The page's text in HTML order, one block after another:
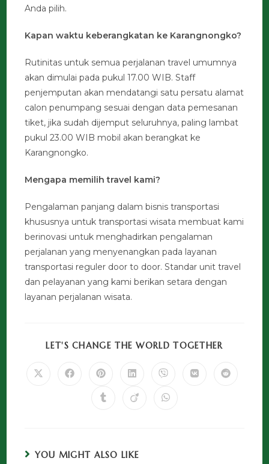
Anda pilih.
Kapan waktu keberangkatan ke Karangnongko?
Rutinitas untuk semua perjalanan travel umumnya
akan dimulai pada pukul 17.00 WIB. Staff
penjemputan akan mendatangi satu persatu alamat
calon penumpang sesuai dengan data pemesanan
tiket, jika sudah dijemput seluruhnya, paling lambat
pukul 23.00 WIB mobil akan berangkat ke
Karangnongko.
Mengapa memilih travel kami?
Pengalaman panjang dalam bisnis transportasi
khususnya untuk transportasi wisata membuat kami
berinovasi untuk menghadirkan pengalaman
perjalanan yang menyenangkan pada layanan
transportasi reguler door to door. Standar unit travel
dan pelayanan yang kami berikan setara dengan
layanan perjalanan wisata.
LET'S CHANGE THE WORLD TOGETHER
YOU MIGHT ALSO LIKE